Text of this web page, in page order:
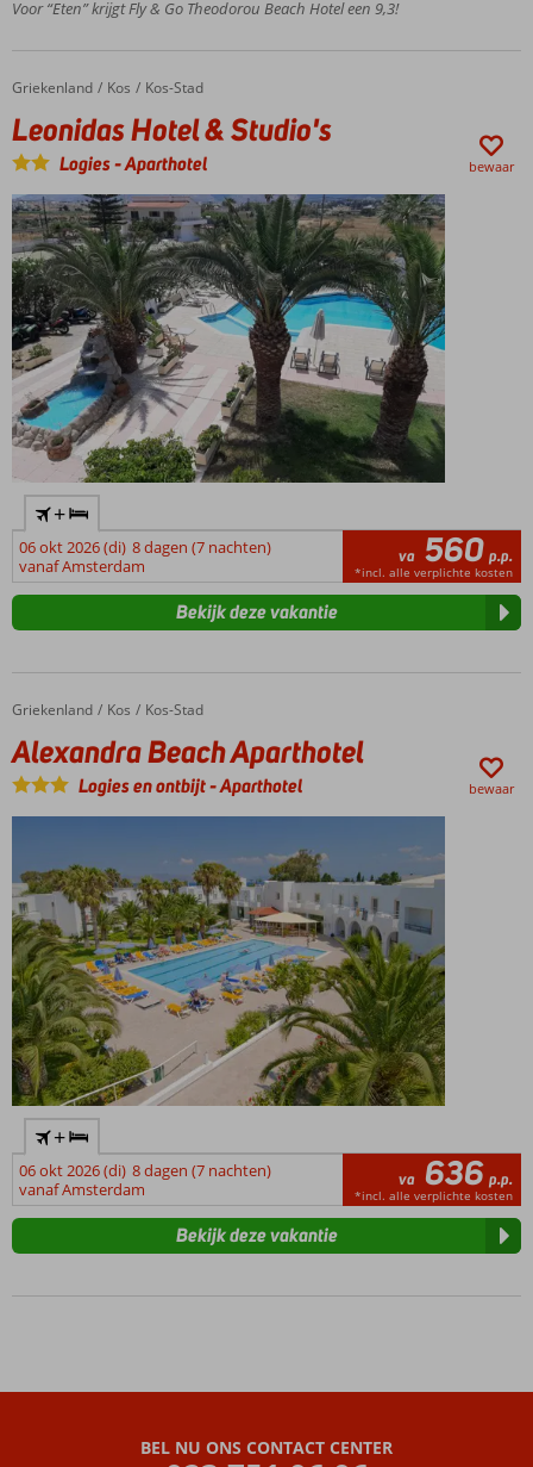
Gratis
wifi in
complex
Voor “Eten” krijgt Fly & Go Theodorou Beach Hotel een 9,3!
Home
Griekenland Kos Kos-Stad
Leonidas Hotel & Studio's
Leonidas Hotel & Studio's
Logies-Aparthotel bewaar
+
06 okt 2026 (di) 8 dagen (7 nachten)
vanaf Amsterdam
va 560 p.p.
*incl. alle verplichte kosten
Bekijk deze vakantie
Home
Griekenland Kos Kos-Stad
Alexandra Beach Aparthotel
Alexandra Beach Aparthotel
Logies en ontbijt-Aparthotel bewaar
+
06 okt 2026 (di) 8 dagen (7 nachten)
vanaf Amsterdam
va 636 p.p.
*incl. alle verplichte kosten
Bekijk deze vakantie
BEL NU ONS CONTACT CENTER